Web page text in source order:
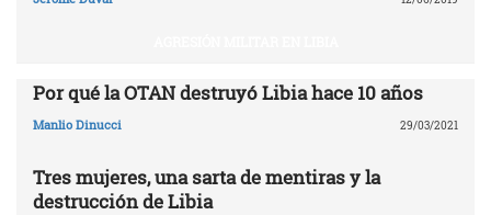
Por qué la OTAN destruyó Libia ‎hace 10 años‎
Manlio Dinucci 29/03/2021
Tres mujeres, una sarta de mentiras y la
destrucción de Libia